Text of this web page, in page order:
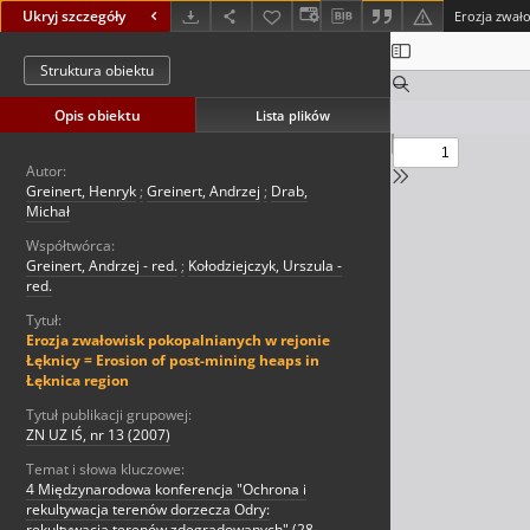
Ukryj szczegóły
Struktura obiektu
Opis obiektu Lista plików
Autor:
Greinert, Henryk ; Greinert, Andrzej ; Drab,
Michał
Współtwórca:
Greinert, Andrzej - red. ; Kołodziejczyk, Urszula -
red.
Tytuł:
Erozja zwałowisk pokopalnianych w rejonie
Łęknicy = Erosion of post-mining heaps in
Łęknica region
Tytuł publikacji grupowej:
ZN UZ IŚ, nr 13 (2007)
Temat i słowa kluczowe:
4 Międzynarodowa konferencja "Ochrona i
rekultywacja terenów dorzecza Odry: